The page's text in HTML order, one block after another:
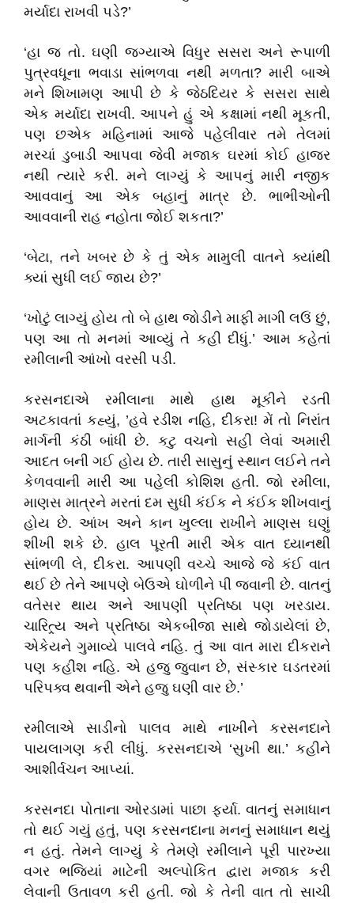
મર્યાદા રાખવી પડે?’
‘હા જ તો. ઘણી જગ્યાએ વિધુર સસરા અને રૂપાળી
પુત્રવધૂના ભવાડા સાંભળવા નથી મળતા?મારી બાએ
મને શિખામણ આપી છે કે જેઠદિયર કે સસરા સાથે
એક મર્યાદા રાખવી. આપને હું એ કક્ષામાં નથી મૂકતી,
પણ છએક મહિનામાં આજે પહેલીવાર તમે તેલમાં
મરચાં ડુબાડી આપવા જેવી મજાક ઘરમાં કોઈ હાજર
નથી ત્યારે કરી. મને લાગ્યું કે આપનું મારી નજીક
આવવાનું આ એક બહાનું માત્ર છે. ભાભીઓની
આવવાની રાહ નહોતા જોઈ શકતા?’
‘બેટા, તને ખબર છે કે તું એક મામુલી વાતને ક્યાંથી
ક્યાં સુધી લઈ જાય છે?’
‘ખોટું લાગ્યું હોય તો બે હાથ જોડીને માફી માગી લઉં છું,
પણ આ તો મનમાં આવ્યું તે કહી દીધું.’ આમ કહેતાં
રમીલાની આંખો વરસી પડી.
કરસનદાએ રમીલાના માથે હાથ મૂકીને રડતી
અટકાવતાં કહ્યું, ’હવે રડીશ નહિ, દીકરા! મેં તો નિરાંત
માર્ગની કંઠી બાંધી છે. કટુ વચનો સહી લેવાં અમારી
આદત બની ગઈ હોય છે. તારી સાસુનું સ્થાન લઈને તને
કેળવવાની મારી આ પહેલી કોશિશ હતી. જો રમીલા,
માણસ માત્રને મરતાં દમ સુધી કંઈક ને કંઈક શીખવાનું
હોય છે. આંખ અને કાન ખુલ્લા રાખીને માણસ ઘણું
શીખી શકે છે. હાલ પૂરતી મારી એક વાત ધ્યાનથી
સાંભળી લે, દીકરા. આપણી વચ્ચે આજે જે કંઈ વાત
થઈ છે તેને આપણે બેઉએ ઘોળીને પી જવાની છે. વાતનું
વતેસર થાય અને આપણી પ્રતિષ્ઠાપણ ખરડાય.
ચારિત્ર્ય અને પ્રતિષ્ઠા એકબીજા સાથે જોડાયેલાં છે,
એકેયને ગુમાવ્યે પાલવે નહિ. તું આ વાત મારા દીકરાને
પણ કહીશ નહિ. એ હજુ જુવાન છે,સંસ્કાર ઘડતરમાં
પરિપક્વ થવાની એને હજુ ઘણી વાર છે.’
રમીલાએ સાડીનો પાલવ માથે નાખીને કરસનદાને
પાયલાગણ કરી લીધું. કરસનદાએ ‘સુખી થા.’કહીને
આશીર્વચન આપ્યાં.
કરસનદા પોતાના ઓરડામાં પાછા ફર્યા. વાતનું સમાધાન
તો થઈ ગયું હતું, પણ કરસનદાના મનનું સમાધાન થયું
ન હતું. તેમને લાગ્યું કે તેમણે રમીલાને પૂરી પારખ્યા
વગર ભજિયાં માટેની અલ્પોકિત દ્વારા મજાક કરી
લેવાની ઉતાવળ કરી હતી. જો કે તેની વાત તો સાચી